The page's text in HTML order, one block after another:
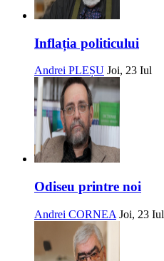
Inflația politicului
Andrei PLEȘU Joi, 23 Iul
Odiseu printre noi
Andrei CORNEA Joi, 23 Iul